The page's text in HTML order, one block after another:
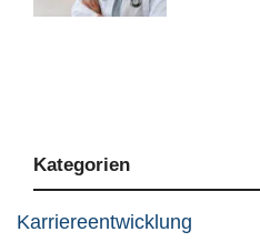
Kategorien
Karriereentwicklung